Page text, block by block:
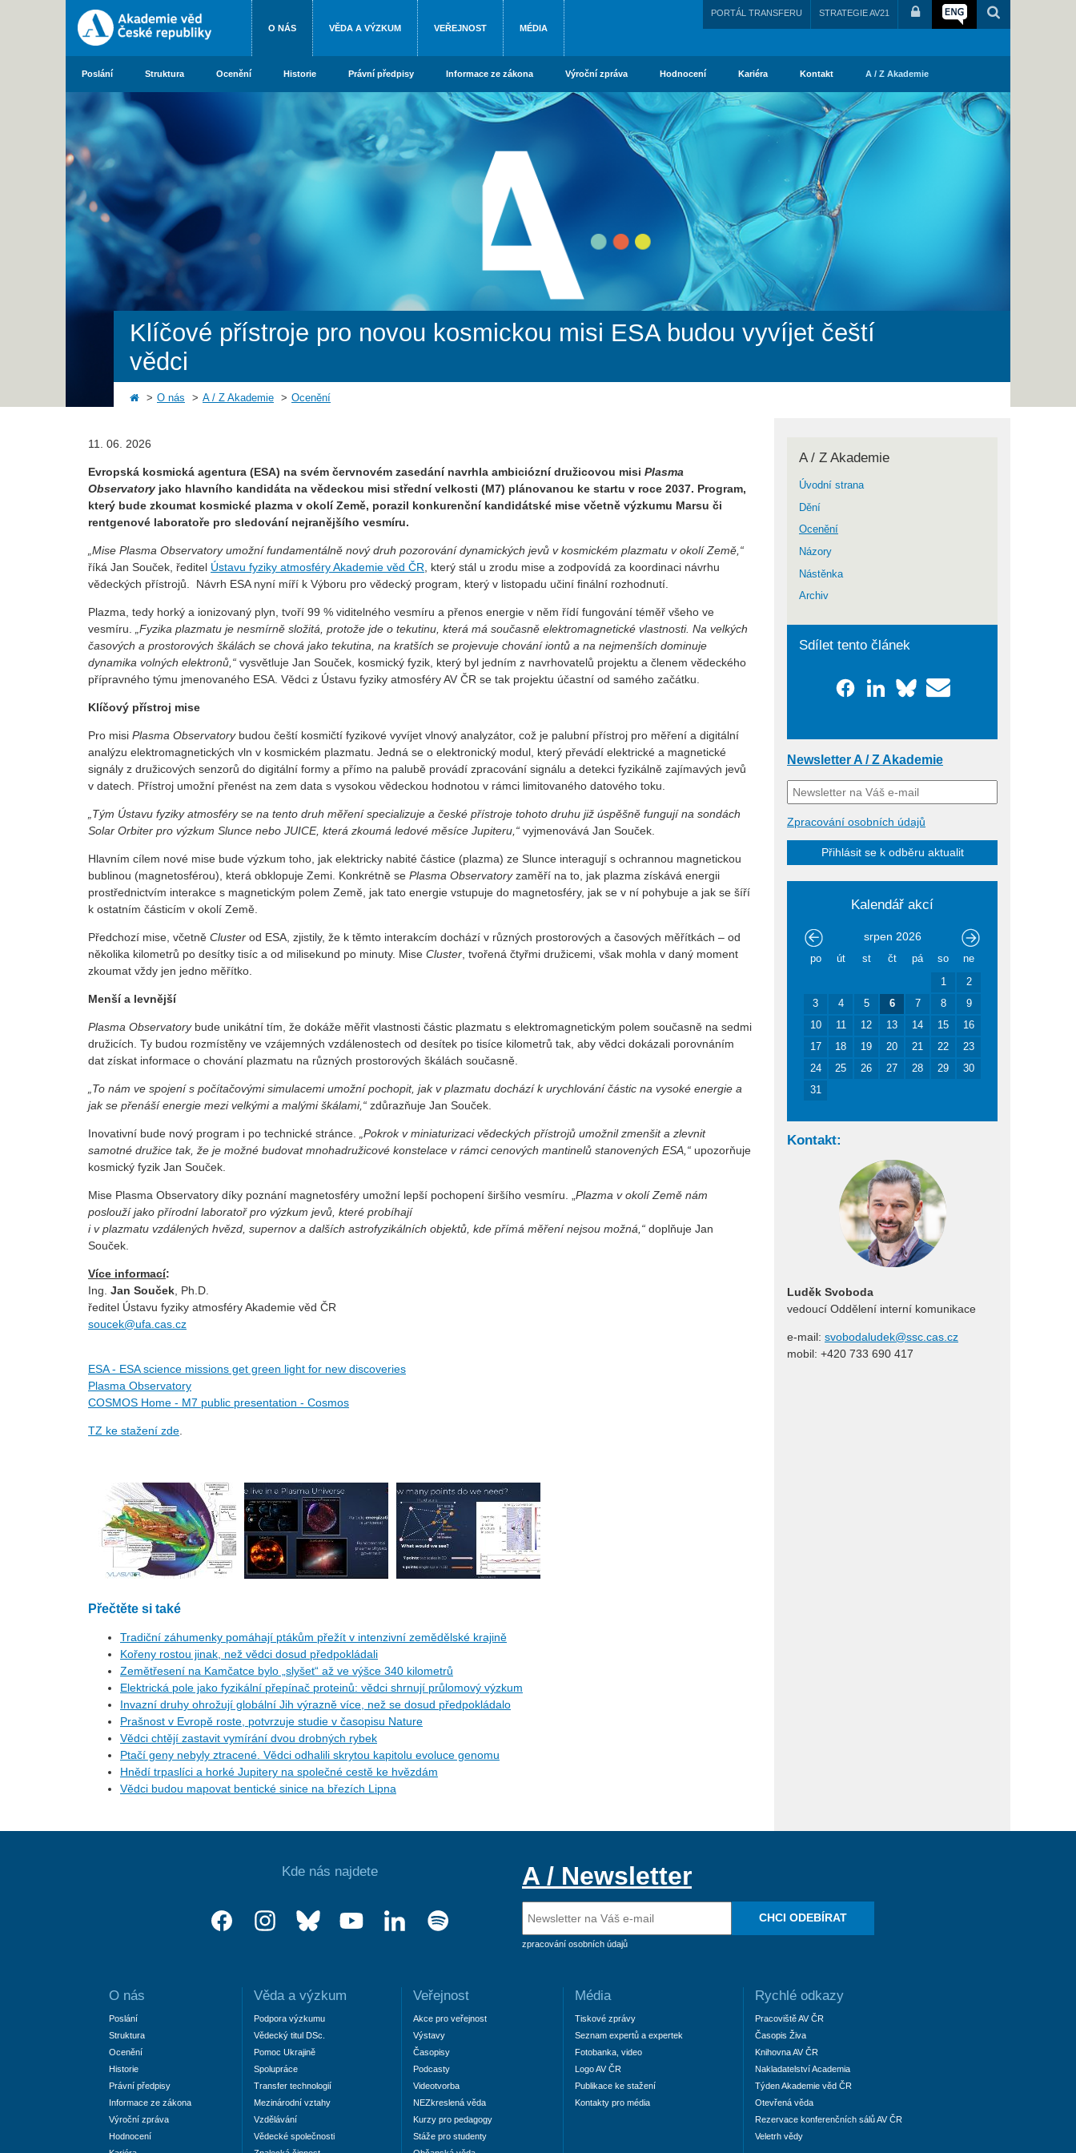
O NÁS VĚDA A VÝZKUM VEŘEJNOST MÉDIA
PORTÁL TRANSFERU STRATEGIE AV21
Poslání Struktura Ocenění Historie Právní předpisy Informace ze zákona Výroční zpráva Hodnocení Kariéra Kontakt A / Z Akademie
Klíčové přístroje pro novou kosmickou misi ESA budou vyvíjet čeští
vědci
O nás A / Z Akademie Ocenění
11. 06. 2026
Evropská kosmická agentura (ESA) na svém červnovém zasedání navrhla ambiciózní družicovou misi Plasma
Observatory jako hlavního kandidáta na vědeckou misi střední velkosti (M7) plánovanou ke startu v roce 2037. Program,
který bude zkoumat kosmické plazma v okolí Země, porazil konkurenční kandidátské mise včetně výzkumu Marsu či
rentgenové laboratoře pro sledování nejranějšího vesmíru.
„Mise Plasma Observatory umožní fundamentálně nový druh pozorování dynamických jevů v kosmickém plazmatu v okolí Země,“
říká Jan Souček, ředitel Ústavu fyziky atmosféry Akademie věd ČR, který stál u zrodu mise a zodpovídá za koordinaci návrhu
vědeckých přístrojů. Návrh ESA nyní míří k Výboru pro vědecký program, který v listopadu učiní finální rozhodnutí.
Plazma, tedy horký a ionizovaný plyn, tvoří 99 % viditelného vesmíru a přenos energie v něm řídí fungování téměř všeho ve
vesmíru. „Fyzika plazmatu je nesmírně složitá, protože jde o tekutinu, která má současně elektromagnetické vlastnosti. Na velkých
časových a prostorových škálách se chová jako tekutina, na kratších se projevuje chování iontů a na nejmenších dominuje
dynamika volných elektronů,“ vysvětluje Jan Souček, kosmický fyzik, který byl jedním z navrhovatelů projektu a členem vědeckého
přípravného týmu jmenovaného ESA. Vědci z Ústavu fyziky atmosféry AV ČR se tak projektu účastní od samého začátku.
Klíčový přístroj mise
Pro misi Plasma Observatorybudou čeští kosmičtí fyzikové vyvíjet vlnový analyzátor, což je palubní přístroj pro měření a digitální
analýzu elektromagnetických vln v kosmickém plazmatu. Jedná se o elektronický modul, který převádí elektrické a magnetické
signály z družicových senzorů do digitální formy a přímo na palubě provádí zpracování signálu a detekci fyzikálně zajímavých jevů
v datech. Přístroj umožní přenést na zem data s vysokou vědeckou hodnotou v rámci limitovaného datového toku.
„Tým Ústavu fyziky atmosféry se na tento druh měření specializuje a české přístroje tohoto druhu již úspěšně fungují na sondách
Solar Orbiter pro výzkum Slunce nebo JUICE, která zkoumá ledové měsíce Jupiteru,“ vyjmenovává Jan Souček.
Hlavním cílem nové mise bude výzkum toho, jak elektricky nabité částice (plazma) ze Slunce interagují s ochrannou magnetickou
bublinou (magnetosférou), která obklopuje Zemi. Konkrétně se Plasma Observatoryzaměří na to, jak plazma získává energii
prostřednictvím interakce s magnetickým polem Země, jak tato energie vstupuje do magnetosféry, jak se v ní pohybuje a jak se šíří
k ostatním částicím v okolí Země.
Předchozí mise, včetně Cluster od ESA, zjistily, že k těmto interakcím dochází v různých prostorových a časových měřítkách – od
několika kilometrů po desítky tisíc a od milisekund po minuty. Mise Cluster, tvořená čtyřmi družicemi, však mohla v daný moment
zkoumat vždy jen jedno měřítko.
Menší a levnější
Plasma Observatorybude unikátní tím, že dokáže měřit vlastnosti částic plazmatu s elektromagnetickým polem současně na sedmi
družicích. Ty budou rozmístěny ve vzájemných vzdálenostech od desítek po tisíce kilometrů tak, aby vědci dokázali porovnáním
dat získat informace o chování plazmatu na různých prostorových škálách současně.
„To nám ve spojení s počítačovými simulacemi umožní pochopit, jak v plazmatu dochází k urychlování částic na vysoké energie a
jak se přenáší energie mezi velkými a malými škálami,“ zdůrazňuje Jan Souček.
Inovativní bude nový program i po technické stránce. „Pokrok v miniaturizaci vědeckých přístrojů umožnil zmenšit a zlevnit
samotné družice tak, že je možné budovat mnohadružicové konstelace v rámci cenových mantinelů stanovených ESA,“ upozorňuje
kosmický fyzik Jan Souček.
Mise Plasma Observatory díky poznání magnetosféry umožní lepší pochopení širšího vesmíru. „Plazma v okolí Země nám
poslouží jako přírodní laboratoř pro výzkum jevů, které probíhají
i v plazmatu vzdálených hvězd, supernov a dalších astrofyzikálních objektů, kde přímá měření nejsou možná,“ doplňuje Jan
Souček.
Více informací:
Ing. Jan Souček, Ph.D.
ředitel Ústavu fyziky atmosféry Akademie věd ČR
soucek@ufa.cas.cz
ESA - ESA science missions get green light for new discoveries
Plasma Observatory
COSMOS Home - M7 public presentation - Cosmos
TZ ke stažení zde.
Přečtěte si také
Tradiční záhumenky pomáhají ptákům přežít v intenzivní zemědělské krajině
Kořeny rostou jinak, než vědci dosud předpokládali
Zemětřesení na Kamčatce bylo „slyšet“ až ve výšce 340 kilometrů
Elektrická pole jako fyzikální přepínač proteinů: vědci shrnují průlomový výzkum
Invazní druhy ohrožují globální Jih výrazně více, než se dosud předpokládalo
Prašnost v Evropě roste, potvrzuje studie v časopisu Nature
Vědci chtějí zastavit vymírání dvou drobných rybek
Ptačí geny nebyly ztracené. Vědci odhalili skrytou kapitolu evoluce genomu
Hnědí trpaslíci a horké Jupitery na společné cestě ke hvězdám
Vědci budou mapovat bentické sinice na březích Lipna
A / Z Akademie
Úvodní strana
Dění
Ocenění
Názory
Nástěnka
Archiv
Sdílet tento článek
Newsletter A / Z Akademie
Zpracování osobních údajů
Přihlásit se k odběru aktualit
Kalendář akcí
srpen 2026
po út st čt pá so ne
1
2
3
4 5 6 7 8
9
10
11 12 13 14 15
16
17
18 19 20 21 22
23
24
25 26 27 28 29
30
31
Kontakt:
Luděk Svoboda
vedoucí Oddělení interní komunikace
e-mail: svobodaludek@ssc.cas.cz
mobil: +420 733 690 417
Kde nás najdete A / Newsletter
zpracování osobních údajů
CHCI ODEBÍRAT
O nás
Poslání
Struktura
Ocenění
Historie
Právní předpisy
Informace ze zákona
Výroční zpráva
Hodnocení
Věda a výzkum
Podpora výzkumu
Vědecký titul DSc.
Pomoc Ukrajině
Spolupráce
Transfer technologií
Mezinárodní vztahy
Vzdělávání
Vědecké společnosti
Veřejnost
Akce pro veřejnost
Výstavy
Časopisy
Podcasty
Videotvorba
NEZkreslená věda
Kurzy pro pedagogy
Stáže pro studenty
Média
Tiskové zprávy
Seznam expertů a expertek
Fotobanka, video
Logo AV ČR
Publikace ke stažení
Kontakty pro média
Rychlé odkazy
Pracoviště AV ČR
Časopis Živa
Knihovna AV ČR
Nakladatelství Academia
Týden Akademie věd ČR
Otevřená věda
Rezervace konferenčních sálů AV ČR
Veletrh vědy